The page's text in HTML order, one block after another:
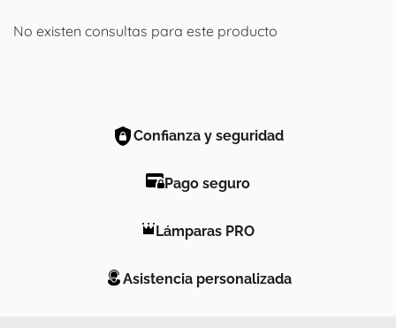
No existen consultas para este producto
Confianza y seguridad
Pago seguro
Lámparas PRO
Asistencia personalizada